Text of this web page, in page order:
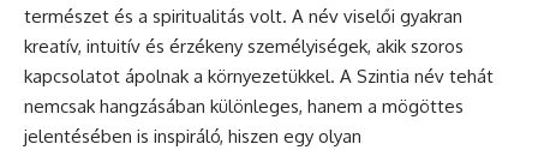
természet és a spiritualitás volt. A név viselői gyakran
kreatív, intuitív és érzékeny személyiségek, akik szoros
kapcsolatot ápolnak a környezetükkel. A Szintia név tehát
nemcsak hangzásában különleges, hanem a mögöttes
jelentésében is inspiráló, hiszen egy olyan